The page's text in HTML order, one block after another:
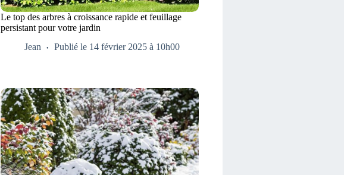
Le top des arbres à croissance rapide et feuillage
persistant pour votre jardin
Jean
Publié le 14 février 2025 à 10h00